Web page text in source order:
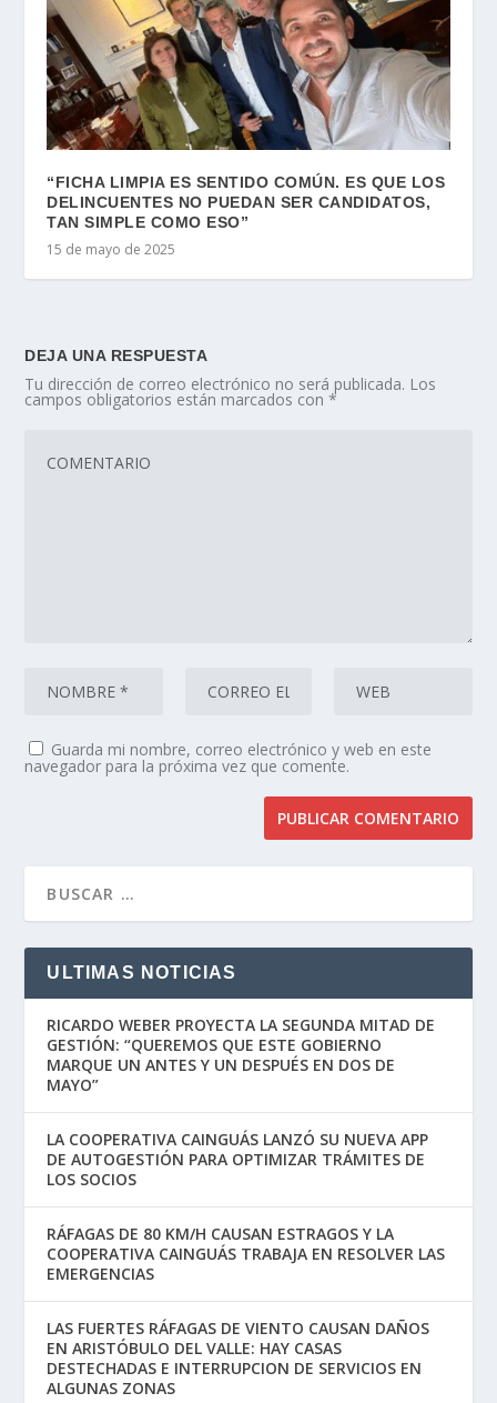
“FICHA LIMPIA ES SENTIDO COMÚN. ES QUE LOS
DELINCUENTES NO PUEDAN SER CANDIDATOS,
TAN SIMPLE COMO ESO”
15 de mayo de 2025
DEJA UNA RESPUESTA
Tu dirección de correo electrónico no será publicada. Los
campos obligatorios están marcados con*
Guarda mi nombre, correo electrónico y web en este
navegador para la próxima vez que comente.
ULTIMAS NOTICIAS
RICARDO WEBER PROYECTA LA SEGUNDA MITAD DE
GESTIÓN: “QUEREMOS QUE ESTE GOBIERNO
MARQUE UN ANTES Y UN DESPUÉS EN DOS DE
MAYO”
LA COOPERATIVA CAINGUÁS LANZÓ SU NUEVA APP
DE AUTOGESTIÓN PARA OPTIMIZAR TRÁMITES DE
LOS SOCIOS
RÁFAGAS DE 80 KM/H CAUSAN ESTRAGOS Y LA
COOPERATIVA CAINGUÁS TRABAJA EN RESOLVER LAS
EMERGENCIAS
LAS FUERTES RÁFAGAS DE VIENTO CAUSAN DAÑOS
EN ARISTÓBULO DEL VALLE: HAY CASAS
DESTECHADAS E INTERRUPCION DE SERVICIOS EN
ALGUNAS ZONAS